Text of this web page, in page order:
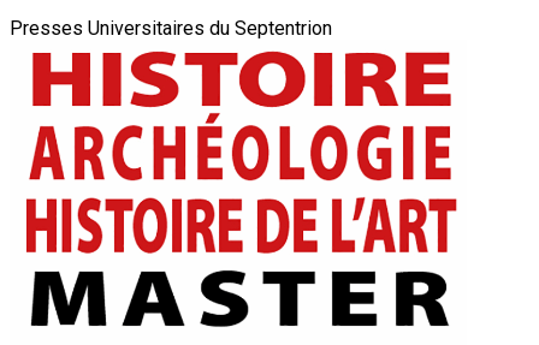
Presses Universitaires du Septentrion